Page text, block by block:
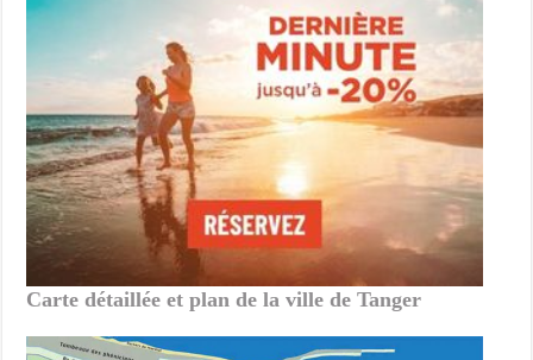
Carte détaillée et plan de la ville de Tanger